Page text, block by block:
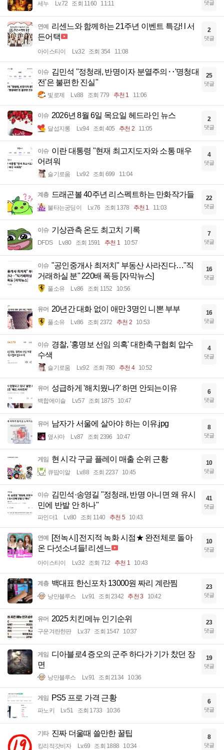
세누 Lv.72 조회 1160 11:11 댓글
연예 리센느와 함께하는 21주년 이벤트 특강! l 서
든어택
아이스티이 Lv.32 조회 354 11:08
2
댓글
이슈 김민석 "정청래, 반명이자 분열주의‥'명청대
전'은 불편한 진실"
빛로제 Lv.88 조회 779 추천 1 11:06
25
댓글
이슈 2026년 8월 6일 목요일 헤드라인 뉴스
달섭지롱 Lv.94 조회 405 추천 2 11:05
2
댓글
이슈 이란 대통령 "현재 최고지도자와 소통 매우
어려워
슬기로움 Lv.92 조회 699 11:04
4
댓글
계층 드래곤볼 40주년 리스펙트하는 만화작가들
불타는궁딩이 Lv.76 조회 1378 추천 1 11:03
22
댓글
이슈 기상관측 온도 최고치 기록
DFDS Lv.80 조회 1591 추천 1 10:57
7
댓글
이슈 "공인중개사 최저치" 부동산 사라진다…"직
거래하실 분" 220배 폭등 [자막뉴스]
풀소유 Lv.86 조회 1152 10:56
16
댓글
유머 20년간 대화 없이 애만 3명인 니뽄 부부
풀소유 Lv.86 조회 2372 추천 2 10:53
16
댓글
이슈 경찰, '홍명보 선임 의혹' 대한축구협회 압수
수색
슬기로움 Lv.92 조회 780 추천 4 10:52
4
댓글
유머 성급하게 '해치웠나?' 하면 안되는이유
백합에이슬 Lv.57 조회 1875 10:47
6
댓글
유머 남자가 서울에 살아야 하는 이유.jpg
옆사마 Lv.87 조회 2396 10:47
8
댓글
게임 현 시각 구글 플레이 매출 순위 근황
큐땁이알 Lv.88 조회 2237 10:45
10
댓글
이슈 김민석·송영길 "정청래, 반명 아니면 왜 유시
민에 반발 안 하나"
파인더1 Lv.80 조회 1140 추천 5 10:43
41
댓글
연예 [전녹시] 전지적 녹화 시점★ 완전체로 돌아
온 다섯소녀들! 리센느
아이스티이 Lv.32 조회 712 추천 1 10:43
10
댓글
계층 백대표 한신포차 13000원 짜리 계란찜
낭만블루스 Lv.91 조회 2342 추천 3 10:42
23
댓글
유머 2025 치킨메뉴 인기순위
구운겨란한판 Lv.37 조회 1547 10:37
23
댓글
게임 디아블로4 증오의 군주 하다가 기가 찼던 장
면
낭만블루스 Lv.91 조회 2134 10:36
19
댓글
게임 PS5 프로 가격 근황
파노키 Lv.51 조회 1733 10:36
6
댓글
기타 진짜 더울때 쓸만한 꿀팁
킹리적갓비자 Lv.69 조회 1888 10:34
8
댓글